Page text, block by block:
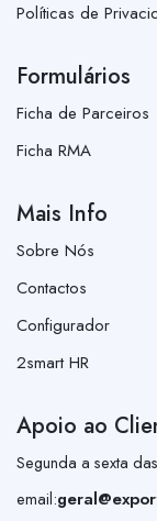
Políticas de
Formulários
Ficha de Parceiros
Ficha RMA
Mais Info
Sobre Nós
Contactos
Configurador
2smart HR
Apoio ao
Segunda a sexta
email: